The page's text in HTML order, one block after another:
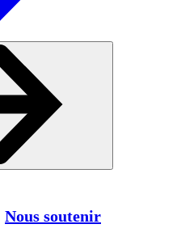
Nous soutenir